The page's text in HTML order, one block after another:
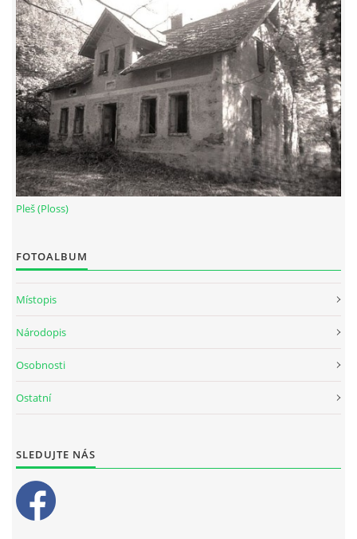
Pleš (Ploss)
FOTOALBUM
Místopis
Národopis
Osobnosti
Ostatní
SLEDUJTE NÁS